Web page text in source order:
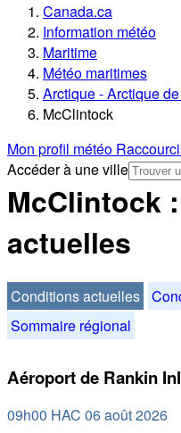
Canada.ca
Information météo
Maritime
Météo maritimes
Arctique - Arctique
McClintock
Mon profil météo
Accéder à une ville
McClintock
actuelles
Conditions actuelles
Sommaire régional
Aéroport de Rankin
09h00 HAC 06 août 2026